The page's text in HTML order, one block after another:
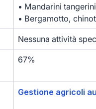
• Mandarini
• Bergamotto,
Nessuna attività
67%
Gestione agricoli